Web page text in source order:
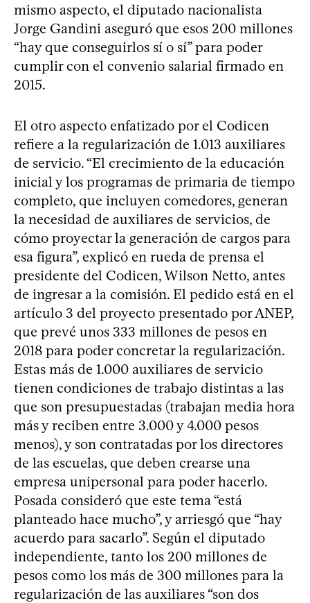
mismo aspecto, el diputado nacionalista
Jorge Gandini aseguró que esos 200 millones
“hay que conseguirlos sí o sí” para poder
cumplir con el convenio salarial firmado en
2015.
El otro aspecto enfatizado por el Codicen
refiere a la regularización de 1.013 auxiliares
de servicio. “El crecimiento de la educación
inicial y los programas de primaria de tiempo
completo, que incluyen comedores, generan
la necesidad de auxiliares de servicios, de
cómo proyectar la generación de cargos para
esa figura”, explicó en rueda de prensa el
presidente del Codicen, Wilson Netto, antes
de ingresar a la comisión. El pedido está en el
artículo 3 del proyecto presentado por ANEP,
que prevé unos 333 millones de pesos en
2018 para poder concretar la regularización.
Estas más de 1.000 auxiliares de servicio
tienen condiciones de trabajo distintas a las
que son presupuestadas (trabajan media hora
más y reciben entre 3.000 y 4.000 pesos
menos), y son contratadas por los directores
de las escuelas, que deben crearse una
empresa unipersonal para poder hacerlo.
Posada consideró que este tema “está
planteado hace mucho”, y arriesgó que “hay
acuerdo para sacarlo”. Según el diputado
independiente, tanto los 200 millones de
pesos como los más de 300 millones para la
regularización de las auxiliares “son dos